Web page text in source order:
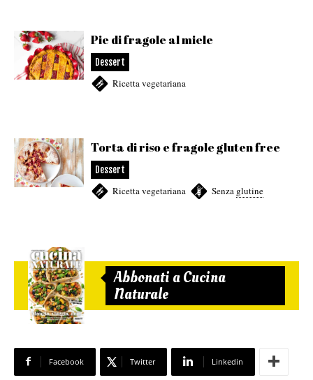
Pie di fragole al miele
Dessert
Ricetta vegetariana
Torta di riso e fragole gluten free
Dessert
Ricetta vegetariana Senza glutine
Abbonati a Cucina
Naturale
Facebook Twitter Linkedin